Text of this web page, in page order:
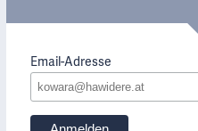
Email-Adresse